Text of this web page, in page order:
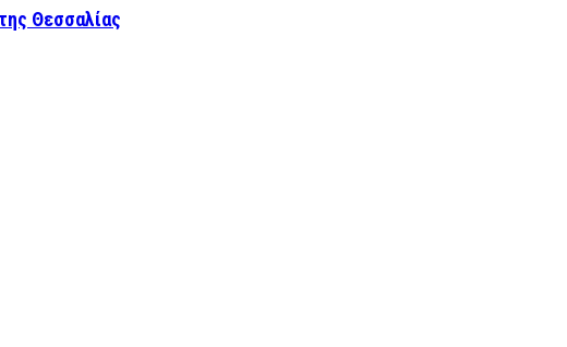
Θεσσαλίας